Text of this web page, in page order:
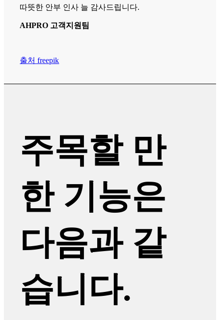
따뜻한 안부 인사 늘 감사드립니다.
AHPRO 고객지원팀
출처 freepik
주목할 만
한 기능은
다음과 같
습니다.